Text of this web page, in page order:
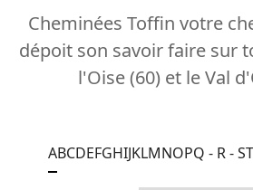
Cheminées Toffin votre
dépoit son savoir faire sur
l'Oise (60) et le Val
ABCDEFGHIJKLMNOPQ - R - S